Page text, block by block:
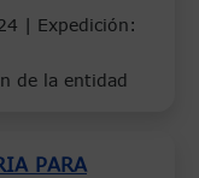
| Expedición:
de la entidad
PARA